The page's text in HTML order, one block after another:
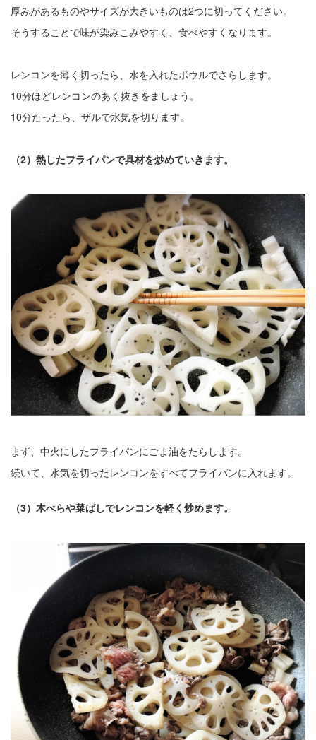
厚みがあるものやサイズが大きいものは2つに切ってください。
そうすることで味が染みこみやすく、食べやすくなります。
レンコンを薄く切ったら、水を入れたボウルでさらします。
10分ほどレンコンのあく抜きをましょう。
10分たったら、ザルで水気を切ります。
（2）熱したフライパンで具材を炒めていきます。
まず、中火にしたフライパンにごま油をたらします。
続いて、水気を切ったレンコンをすべてフライパンに入れます。
（3）木べらや菜ばしでレンコンを軽く炒めます。